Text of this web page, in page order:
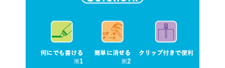
その他新規商材
企業情報